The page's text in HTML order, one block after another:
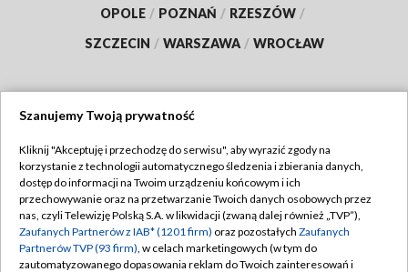
OPOLE / POZNAŃ / RZESZÓW /
SZCZECIN / WARSZAWA / WROCŁAW
TVP
Abonament TVP
Emisja w TVP
Centrum informacji TVP
Regulamin TVP
Polityka prywatności
Moje zgody
Szanujemy Twoją prywatność
Kliknij "Akceptuję i przechodzę do serwisu", aby wyrazić zgody na
korzystanie z technologii automatycznego śledzenia i zbierania danych,
dostęp do informacji na Twoim urządzeniu końcowym i ich
przechowywanie oraz na przetwarzanie Twoich danych osobowych przez
nas, czyli Telewizję Polską S.A. w likwidacji (zwaną dalej również „TVP”),
Zaufanych Partnerów z IAB* (1201 firm) oraz pozostałych Zaufanych
Partnerów TVP (93 firm), w celach marketingowych (w tym do
zautomatyzowanego dopasowania reklam do Twoich zainteresowań i